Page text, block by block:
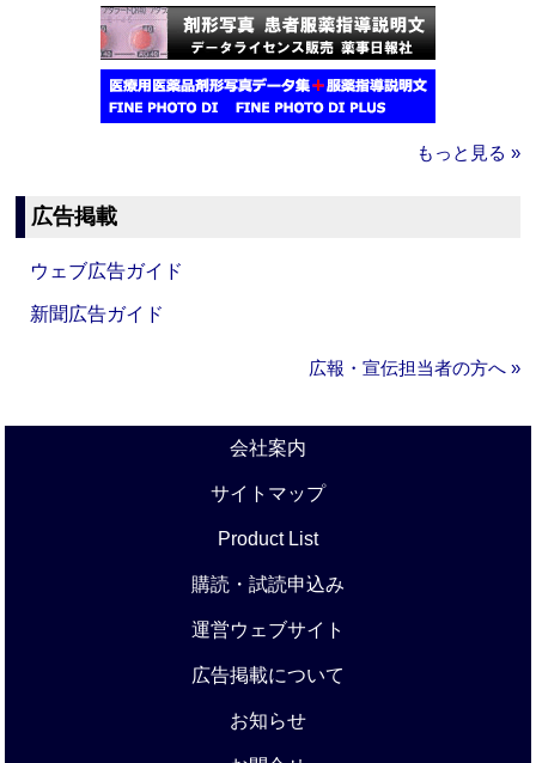
もっと見る »
広告掲載
ウェブ広告ガイド
新聞広告ガイド
広報・宣伝担当者の方へ »
会社案内
サイトマップ
Product List
購読・試読申込み
運営ウェブサイト
広告掲載について
お知らせ